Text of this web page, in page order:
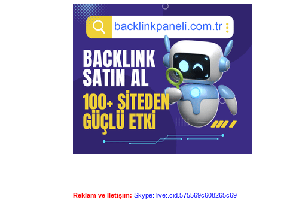
Reklam ve İletişim: Skype: live:.cid.575569c608265c69